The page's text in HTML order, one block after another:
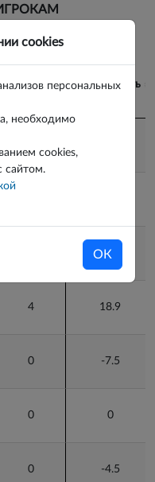
cookies
персональных
необходимо
cookies,
сайтом.
ОК
Гол+пас Полезность
Гол+пас
0
4 18.9
0 -7.5
0 0
0 -4.5